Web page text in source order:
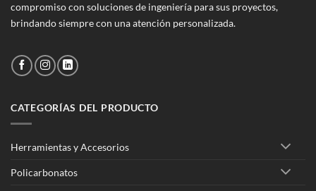
compromiso con soluciones de ingeniería para sus proyectos,
brindando siempre con una atención personalizada.
CATEGORÍAS DEL PRODUCTO
Herramientas y Accesorios
Policarbonatos